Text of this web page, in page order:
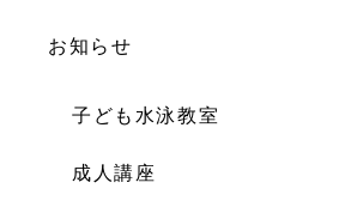
お知らせ
子ども水泳教室
成人講座
Warning: Attempt to read property
/home/wordstock/numasupo.com/
content/themes/numaspo/single.php
Warning: Undefined array key 0 in
/home/wordstock/numasupo.com/